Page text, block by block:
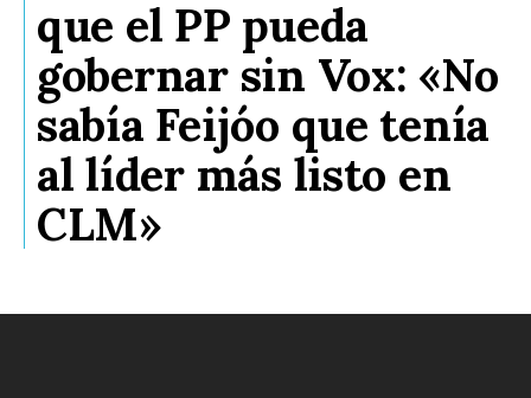
que el PP pueda
gobernar sin Vox: «No
sabía Feijóo que tenía
al líder más listo en
CLM»